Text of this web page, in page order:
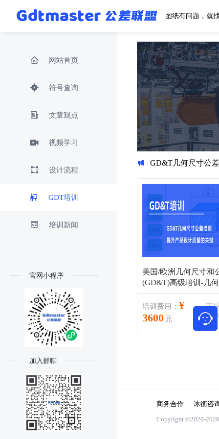
图纸有问题，就
网站首页
符号查询
文章观点
视频学习
设计流程
GDT培训
培训新闻
官网小程序
加入群聊
GD&T几何尺寸公
美国/欧洲几何尺寸和
(GD&T)高级培训-几
和验收（GD&T）培训
培训费用： ¥
3600 元
市
商务合作 冰衡咨
Copyright ©2020-